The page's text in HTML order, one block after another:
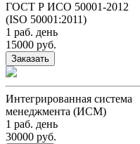
ГОСТ Р ИСО 50001-2012
(ISO 50001:2011)
1 раб. день
15000 руб.
Заказать
Интегрированная система
менеджмента (ИСМ)
1 раб. день
30000 руб.